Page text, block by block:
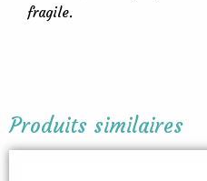
fragile.
Produits similaires